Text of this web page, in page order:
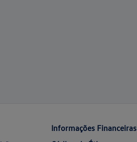
Informações Financeiras